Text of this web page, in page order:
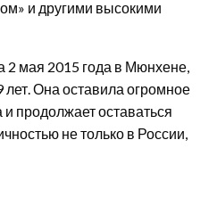
и другими высокими
2 мая 2015 года в Мюнхене,
лет. Она оставила огромное
продолжает оставаться
не только в России,